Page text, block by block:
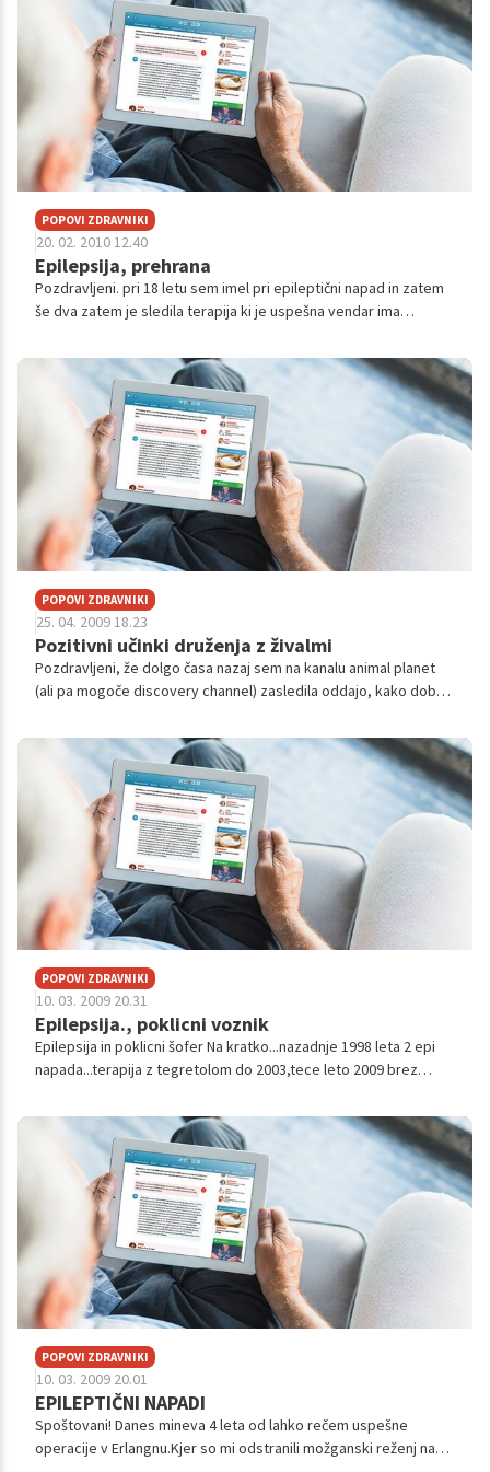
POPOVI ZDRAVNIKI
20. 02. 2010 12.40
Epilepsija, prehrana
Pozdravljeni. pri 18 letu sem imel pri epileptični napad in zatem
še dva zatem je sledila terapija ki je uspešna vendar ima
topamax 50mg po 2x na...
POPOVI ZDRAVNIKI
25. 04. 2009 18.23
Pozitivni učinki druženja z živalmi
Pozdravljeni, že dolgo časa nazaj sem na kanalu animal planet
(ali pa mogoče discovery channel) zasledila oddajo, kako dobro
bilo...
POPOVI ZDRAVNIKI
10. 03. 2009 20.31
Epilepsija., poklicni voznik
Epilepsija in poklicni šofer Na kratko...nazadnje 1998 leta 2 epi
napada...terapija z tegretolom do 2003,tece leto 2009 brez
kategorije(zdravnik ...
POPOVI ZDRAVNIKI
10. 03. 2009 20.01
EPILEPTIČNI NAPADI
Spoštovani! Danes mineva 4 leta od lahko rečem uspešne
operacije v Erlangnu.Kjer so mi odstranili možganski reženj na